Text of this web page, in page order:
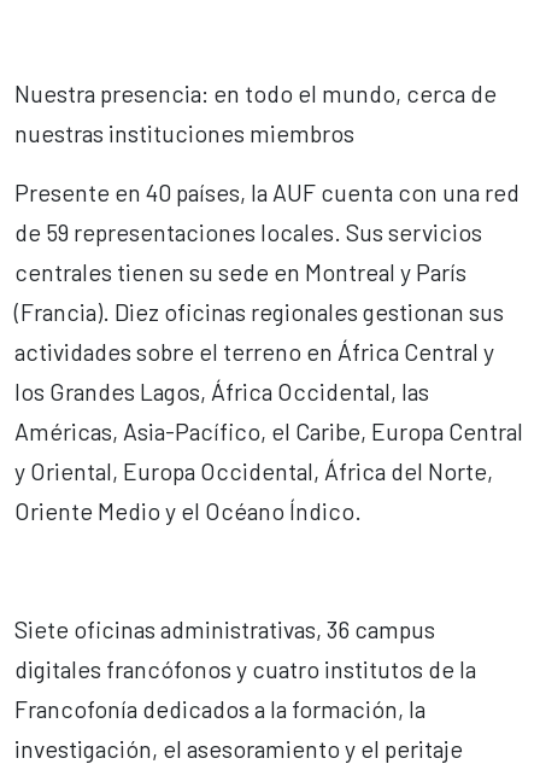
Nuestra presencia: en todo el mundo, cerca de
nuestras instituciones miembros
Presente en 40 países, la AUF cuenta con una red
de 59 representaciones locales. Sus servicios
centrales tienen su sede en Montreal y París
(Francia). Diez oficinas regionales gestionan sus
actividades sobre el terreno en África Central y
los Grandes Lagos, África Occidental, las
Américas, Asia-Pacífico, el Caribe, Europa Central
y Oriental, Europa Occidental, África del Norte,
Oriente Medio y el Océano Índico.
Siete oficinas administrativas, 36 campus
digitales francófonos y cuatro institutos de la
Francofonía dedicados a la formación, la
investigación, el asesoramiento y el peritaje